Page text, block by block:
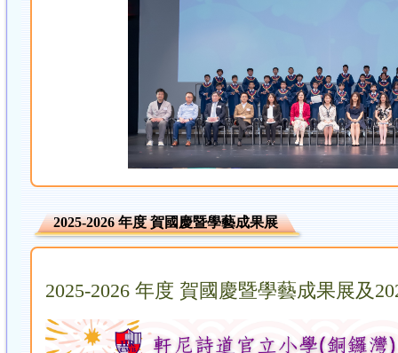
2025-2026 年度 賀國慶暨學藝成果展
2025-2026 年度 賀國慶暨學藝成果展及